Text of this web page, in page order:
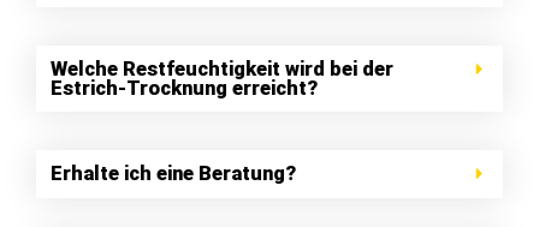
Welche Restfeuchtigkeit wird bei der
Estrich-Trocknung erreicht?
Erhalte ich eine Beratung?